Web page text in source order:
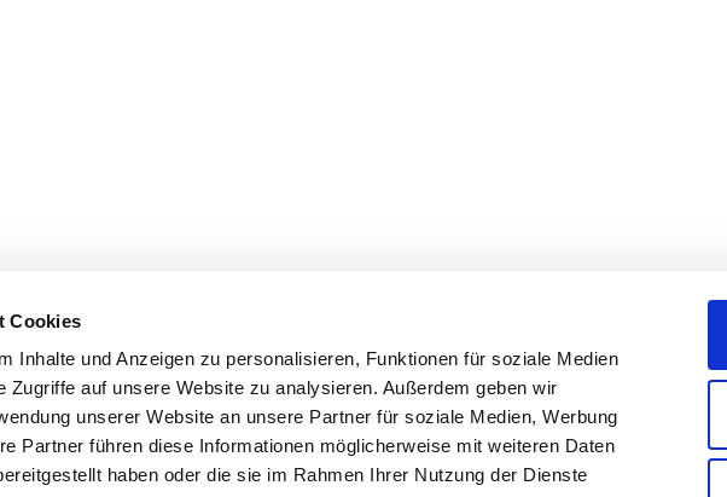
Cookies
Inhalte und Anzeigen zu personalisieren, Funktionen für soziale Medien
Zugriffe auf unsere Website zu analysieren. Außerdem geben wir
unserer Website an unsere Partner für soziale Medien, Werbung
Partner führen diese Informationen möglicherweise mit weiteren Daten
haben oder die sie im Rahmen Ihrer Nutzung der Dienste